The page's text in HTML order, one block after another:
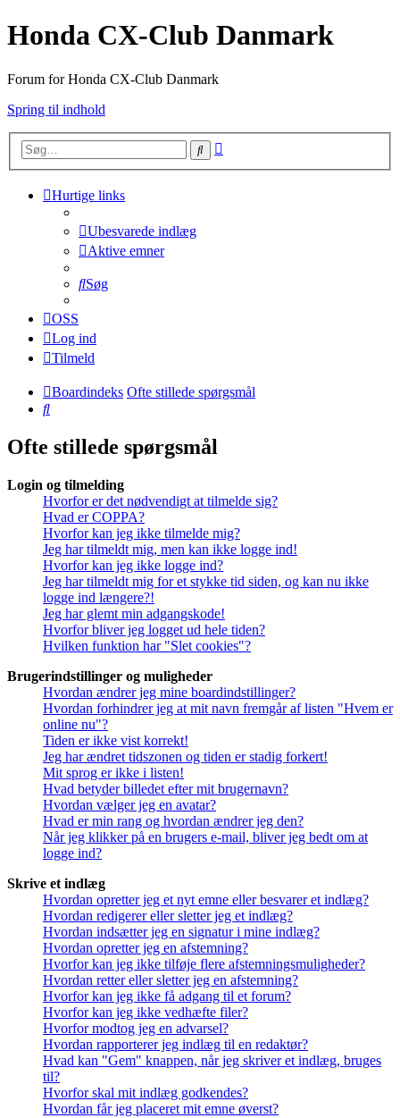
Honda CX-Club Danmark
Forum for Honda CX-Club Danmark
Spring til indhold
Søg
Hurtige links
Ubesvarede indlæg
Aktive emner
Søg
OSS
Log ind
Tilmeld
Boardindeks Ofte stillede spørgsmål
Søg
Ofte stillede spørgsmål
Login og tilmelding
Hvorfor er det nødvendigt at tilmelde sig?
Hvad er COPPA?
Hvorfor kan jeg ikke tilmelde mig?
Jeg har tilmeldt mig, men kan ikke logge ind!
Hvorfor kan jeg ikke logge ind?
Jeg har tilmeldt mig for et stykke tid siden, og kan nu ikke
logge ind længere?!
Jeg har glemt min adgangskode!
Hvorfor bliver jeg logget ud hele tiden?
Hvilken funktion har "Slet cookies"?
Brugerindstillinger og muligheder
Hvordan ændrer jeg mine boardindstillinger?
Hvordan forhindrer jeg at mit navn fremgår af listen "Hvem er
online nu"?
Tiden er ikke vist korrekt!
Jeg har ændret tidszonen og tiden er stadig forkert!
Mit sprog er ikke i listen!
Hvad betyder billedet efter mit brugernavn?
Hvordan vælger jeg en avatar?
Hvad er min rang og hvordan ændrer jeg den?
Når jeg klikker på en brugers e-mail, bliver jeg bedt om at
logge ind?
Skrive et indlæg
Hvordan opretter jeg et nyt emne eller besvarer et indlæg?
Hvordan redigerer eller sletter jeg et indlæg?
Hvordan indsætter jeg en signatur i mine indlæg?
Hvordan opretter jeg en afstemning?
Hvorfor kan jeg ikke tilføje flere afstemningsmuligheder?
Hvordan retter eller sletter jeg en afstemning?
Hvorfor kan jeg ikke få adgang til et forum?
Hvorfor kan jeg ikke vedhæfte filer?
Hvorfor modtog jeg en advarsel?
Hvordan rapporterer jeg indlæg til en redaktør?
Hvad kan "Gem" knappen, når jeg skriver et indlæg, bruges
til?
Hvorfor skal mit indlæg godkendes?
Hvordan får jeg placeret mit emne øverst?